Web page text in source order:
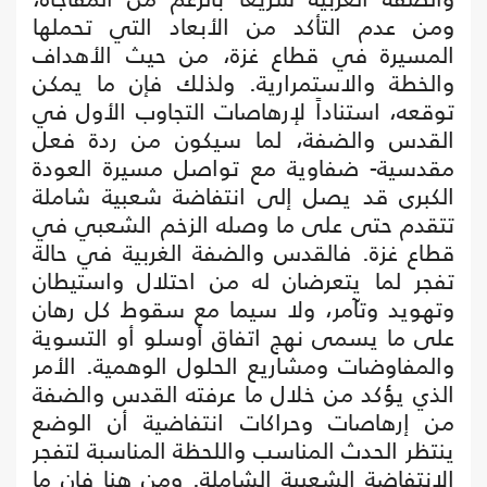
ومن عدم التأكد من الأبعاد التي تحملها
المسيرة في قطاع غزة، من حيث الأهداف
والخطة والاستمرارية. ولذلك فإن ما يمكن
توقعه، استناداً لإرهاصات التجاوب الأول في
القدس والضفة، لما سيكون من ردة فعل
مقدسية- ضفاوية مع تواصل مسيرة العودة
الكبرى قد يصل إلى انتفاضة شعبية شاملة
تتقدم حتى على ما وصله الزخم الشعبي في
قطاع غزة. فالقدس والضفة الغربية في حالة
تفجر لما يتعرضان له من احتلال واستيطان
وتهويد وتآمر، ولا سيما مع سقوط كل رهان
على ما يسمى نهج اتفاق أوسلو أو التسوية
والمفاوضات ومشاريع الحلول الوهمية. الأمر
الذي يؤكد من خلال ما عرفته القدس والضفة
من إرهاصات وحراكات انتفاضية أن الوضع
ينتظر الحدث المناسب واللحظة المناسبة لتفجر
الانتفاضة الشعبية الشاملة. ومن هنا فإن ما